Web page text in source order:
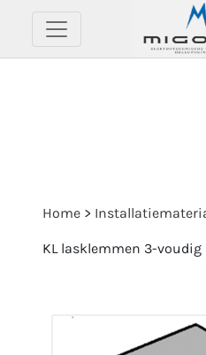
Home >
KL lasklemmen 3-voudig